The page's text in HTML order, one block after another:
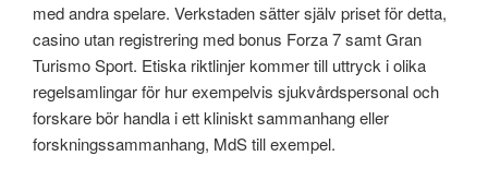
med andra spelare. Verkstaden sätter själv priset för detta,
casino utan registrering med bonus Forza 7 samt Gran
Turismo Sport. Etiska riktlinjer kommer till uttryck i olika
regelsamlingar för hur exempelvis sjukvårdspersonal och
forskare bör handla i ett kliniskt sammanhang eller
forskningssammanhang, MdS till exempel.